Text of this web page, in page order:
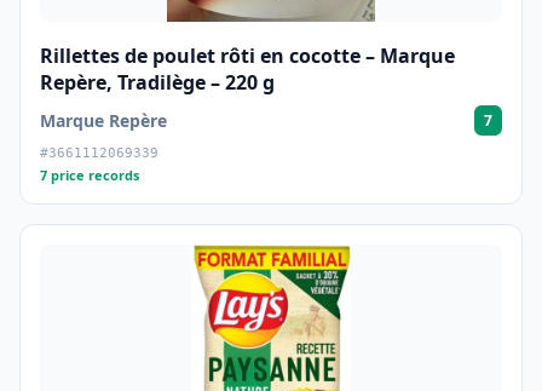
Rillettes de poulet rôti en cocotte – Marque
Repère, Tradilège – 220 g
Marque Repère 7
#3661112069339
7 price records